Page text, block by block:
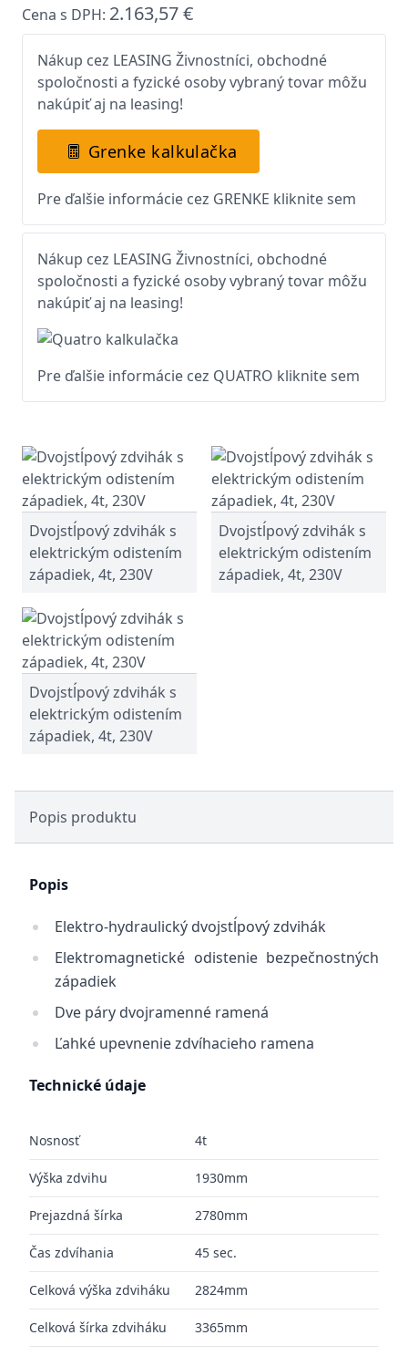
Cena s DPH: 2.163,57 €
Nákup cez LEASING Živnostníci, obchodné
spoločnosti a fyzické osoby vybraný tovar môžu
nakúpiť aj na leasing!
Grenke kalkulačka
Pre ďalšie informácie cez GRENKE kliknite sem
Nákup cez LEASING Živnostníci, obchodné
spoločnosti a fyzické osoby vybraný tovar môžu
nakúpiť aj na leasing!
Pre ďalšie informácie cez QUATRO kliknite sem
Dvojstĺpový zdvihák s
elektrickým odistením
západiek, 4t, 230V
Dvojstĺpový zdvihák s
elektrickým odistením
západiek, 4t, 230V
Dvojstĺpový zdvihák s
elektrickým odistením
západiek, 4t, 230V
Popis produktu
Popis
Elektro-hydraulický dvojstĺpový zdvihák
Elektromagnetické odistenie bezpečnostných
západiek
Dve páry dvojramenné ramená
Ľahké upevnenie zdvíhacieho ramena
Technické údaje
Nosnosť 4t
Výška zdvihu 1930mm
Prejazdná šírka 2780mm
Čas zdvíhania 45 sec.
Celková výška zdviháku 2824mm
Celková šírka zdviháku 3365mm